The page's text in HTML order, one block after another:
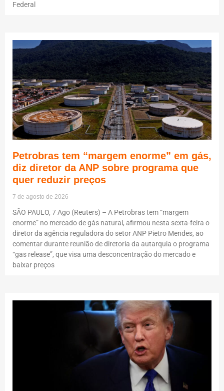
Federal
Petrobras tem “margem enorme” em gás,
diz diretor da ANP sobre programa que
quer reduzir preços
7 de agosto de 2026
SÃO PAULO, 7 Ago (Reuters) – A Petrobras tem “margem
enorme” no mercado de gás natural, afirmou nesta sexta-feira o
diretor da agência reguladora do setor ANP Pietro Mendes, ao
comentar durante reunião de diretoria da autarquia o programa
“gas release”, que visa uma desconcentração do mercado e
baixar preços